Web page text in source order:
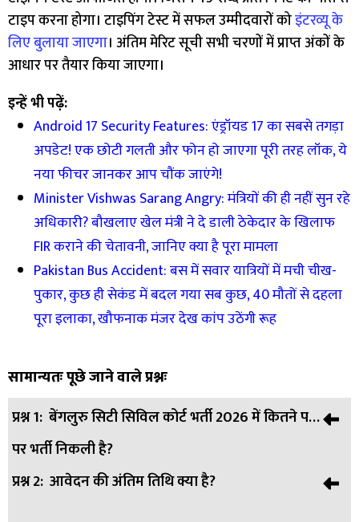
टाइप करना होगा। टाइपिंग टेस्ट में सफल उम्मीदवारों कोइंटरव्यू के
लिए बुलाया जाएगा। अंतिम मेरिट सूची सभी चरणों में प्राप्त अंकों के
आधार पर तैयार किया जाएगा।
इन्हें भी पढ़ें:
Android 17 Security Features: एंड्रॉयड 17 का सबसे तगड़ा
अपडेट! एक छोटी गलती और फोन हो जाएगा पूरी तरह लॉक, ये
नया फीचर जानकर आप चौंक जाएंगे!
Minister Vishwas Sarang Angry: मंत्रियों की ही नहीं सुन रहे
अधिकारी? बौखलाए खेल मंत्री ने दे डाली ठेकेदार के खिलाफ
FIR कराने की चेतावनी, जानिए क्या है पूरा मामला
Pakistan Bus Accident: बस में सवार यात्रियों में मची चीख-
पुकार, कुछ ही सेकंड में बदल गया सब कुछ, 40 मौतों से दहला
पूरा इलाका, खौफनाक मंजर देख कांप उठेंगी रूह
सामान्यतः पूछे जाने वाले प्रश्नः
प्रश्न 1: बेंगलुरु सिटी सिविल कोर्ट भर्ती 2026 में कितने पदों
पर भर्ती निकली है?
उत्तर: इस भर्ती के तहत कुल 110 पदों पर नियुक्तियां की जाएंगी।
प्रश्न 2: आवेदन की अंतिम तिथि क्या है?